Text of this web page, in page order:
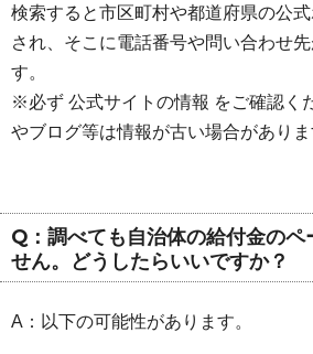
検索すると市区町村や都道府県の公
され、そこに電話番号や問い合わせ
す。
※必ず 公式サイトの情報 をご確認く
やブログ等は情報が古い場合がありま
Q：調べても自治体の給付金のペ
せん。どうしたらいいですか？
A：以下の可能性があります。